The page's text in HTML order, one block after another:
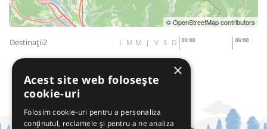
© OpenStreetMap contributors
Destinații2 L M M J V S D
×
Acest site web folosește
cookie-uri
Folosim cookie-uri pentru a personaliza
conținutul, reclamele și pentru a ne analiza